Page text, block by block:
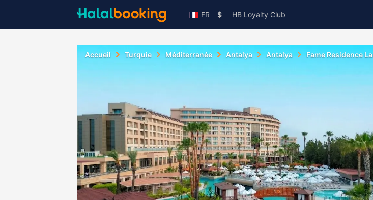
FR $ HB Loyalty Club
Accueil Turquie Méditerranée Antalya Antalya Fame Residence